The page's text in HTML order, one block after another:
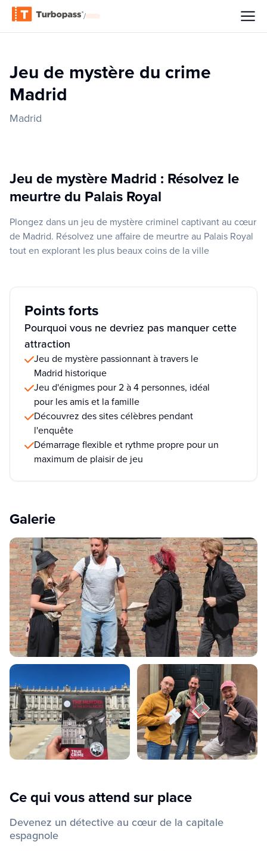
/
Jeu de mystère du crime
Madrid
Madrid
Jeu de mystère Madrid : Résolvez le
meurtre du Palais Royal
Plongez dans un jeu de mystère criminel captivant au cœur
de Madrid. Résolvez une affaire de meurtre au Palais Royal
tout en explorant les plus beaux coins de la ville
Points forts
Pourquoi vous ne devriez pas manquer cette
attraction
Jeu de mystère passionnant à travers le
Madrid historique
Jeu d'énigmes pour 2 à 4 personnes, idéal
pour les amis et la famille
Découvrez des sites célèbres pendant
l'enquête
Démarrage flexible et rythme propre pour un
maximum de plaisir de jeu
Galerie
Ce qui vous attend sur place
Devenez un détective au cœur de la capitale
espagnole